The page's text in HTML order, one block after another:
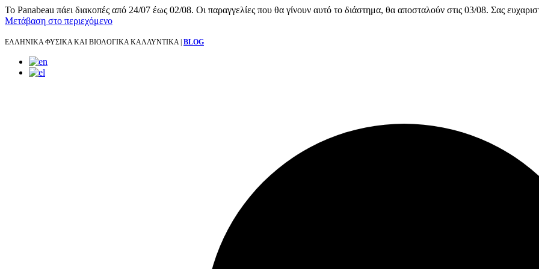
Το Panabeau πάει διακοπές από 24/07 έως 02/08. Οι παραγγελίες που θα γίνουν αυτό το διάστημα, θα αποσταλούν στις 03/08. Σας
Μετάβαση στο περιεχόμενο
ΕΛΛΗΝΙΚΑ ΦΥΣΙΚΑ ΚΑΙ ΒΙΟΛΟΓΙΚΑ ΚΑΛΛΥΝΤΙΚΑ | BLOG